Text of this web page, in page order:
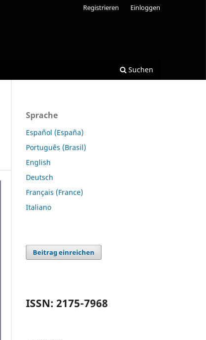
Suchen
Registrieren Einloggen
Sprache
Español (España)
Português (Brasil)
English
Deutsch
Français (France)
Italiano
Beitrag einreichen
ISSN: 2175-7968